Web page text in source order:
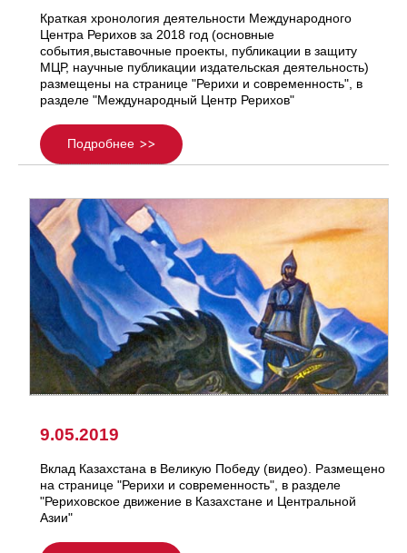
Краткая хронология деятельности Международного
Центра Рерихов за 2018 год (основные
события,выставочные проекты, публикации в защиту
МЦР, научные публикации издательская деятельность)
размещены на странице "Рерихи и современность", в
разделе "Международный Центр Рерихов"
Подробнее
9.05.2019
Вклад Казахстана в Великую Победу (видео). Размещено
на странице "Рерихи и современность", в разделе
"Рериховское движение в Казахстане и Центральной
Азии"